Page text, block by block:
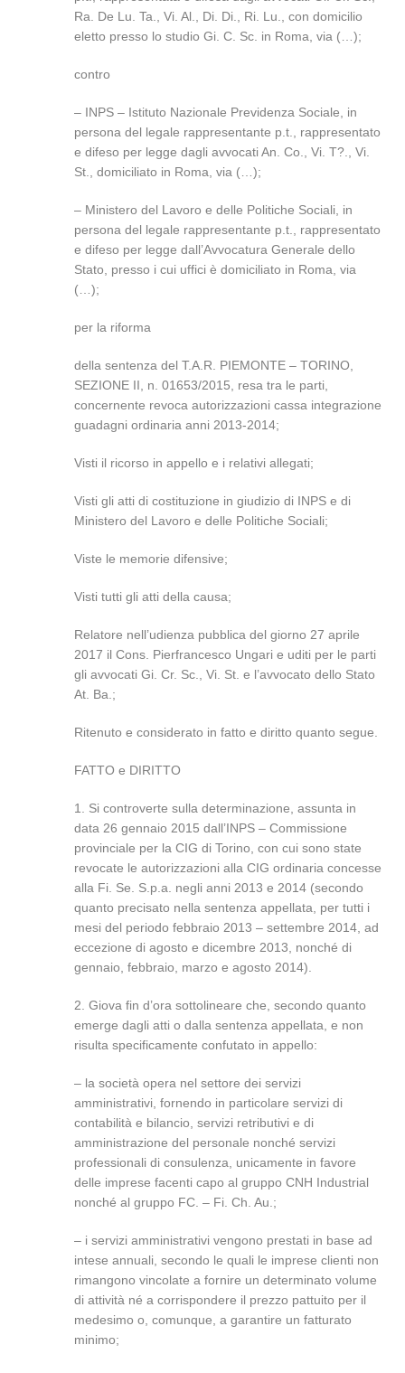
Ra. De Lu. Ta., Vi. Al., Di. Di., Ri. Lu., con domicilio
eletto presso lo studio Gi. C. Sc. in Roma, via (…);
contro
– INPS – Istituto Nazionale Previdenza Sociale, in
persona del legale rappresentante p.t., rappresentato
e difeso per legge dagli avvocati An. Co., Vi. T?., Vi.
St., domiciliato in Roma, via (…);
– Ministero del Lavoro e delle Politiche Sociali, in
persona del legale rappresentante p.t., rappresentato
e difeso per legge dall’Avvocatura Generale dello
Stato, presso i cui uffici è domiciliato in Roma, via
(…);
per la riforma
della sentenza del T.A.R. PIEMONTE – TORINO,
SEZIONE II, n. 01653/2015, resa tra le parti,
concernente revoca autorizzazioni cassa integrazione
guadagni ordinaria anni 2013-2014;
Visti il ricorso in appello e i relativi allegati;
Visti gli atti di costituzione in giudizio di INPS e di
Ministero del Lavoro e delle Politiche Sociali;
Viste le memorie difensive;
Visti tutti gli atti della causa;
Relatore nell’udienza pubblica del giorno 27 aprile
2017 il Cons. Pierfrancesco Ungari e uditi per le parti
gli avvocati Gi. Cr. Sc., Vi. St. e l’avvocato dello Stato
At. Ba.;
Ritenuto e considerato in fatto e diritto quanto segue.
FATTO e DIRITTO
1. Si controverte sulla determinazione, assunta in
data 26 gennaio 2015 dall’INPS – Commissione
provinciale per la CIG di Torino, con cui sono state
revocate le autorizzazioni alla CIG ordinaria concesse
alla Fi. Se. S.p.a. negli anni 2013 e 2014 (secondo
quanto precisato nella sentenza appellata, per tutti i
mesi del periodo febbraio 2013 – settembre 2014, ad
eccezione di agosto e dicembre 2013, nonché di
gennaio, febbraio, marzo e agosto 2014).
2. Giova fin d’ora sottolineare che, secondo quanto
emerge dagli atti o dalla sentenza appellata, e non
risulta specificamente confutato in appello:
– la società opera nel settore dei servizi
amministrativi, fornendo in particolare servizi di
contabilità e bilancio, servizi retributivi e di
amministrazione del personale nonché servizi
professionali di consulenza, unicamente in favore
delle imprese facenti capo al gruppo CNH Industrial
nonché al gruppo FC. – Fi. Ch. Au.;
– i servizi amministrativi vengono prestati in base ad
intese annuali, secondo le quali le imprese clienti non
rimangono vincolate a fornire un determinato volume
di attività né a corrispondere il prezzo pattuito per il
medesimo o, comunque, a garantire un fatturato
minimo;